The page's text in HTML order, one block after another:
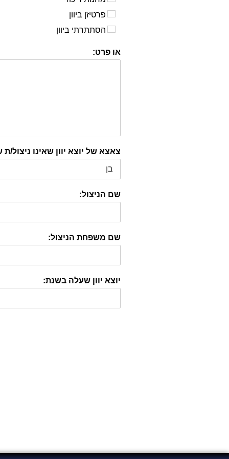
פרטיזן ביוון
הסתתרתי ביוון
או פרט:
צאצא של יוצא יוון שאינו ניצול/
שם הניצול:
שם משפחת הניצול:
יוצא יוון שעלה בשנת: